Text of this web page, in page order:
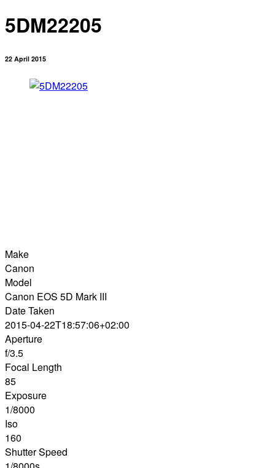
5DM22205
22 April 2015
Make
Canon
Model
Canon EOS 5D Mark III
Date Taken
2015-04-22T18:57:06+02:00
Aperture
f/3.5
Focal Length
85
Exposure
1/8000
Iso
160
Shutter Speed